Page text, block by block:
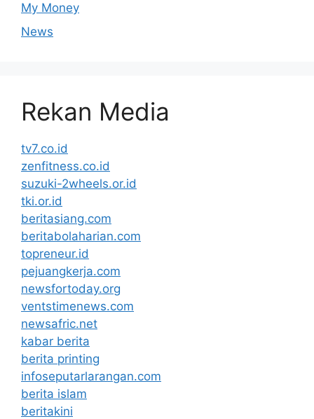
My Money
News
Rekan Media
tv7.co.id
zenfitness.co.id
suzuki-2wheels.or.id
tki.or.id
beritasiang.com
beritabolaharian.com
topreneur.id
pejuangkerja.com
newsfortoday.org
ventstimenews.com
newsafric.net
kabar berita
berita printing
infoseputarlarangan.com
berita islam
beritakini